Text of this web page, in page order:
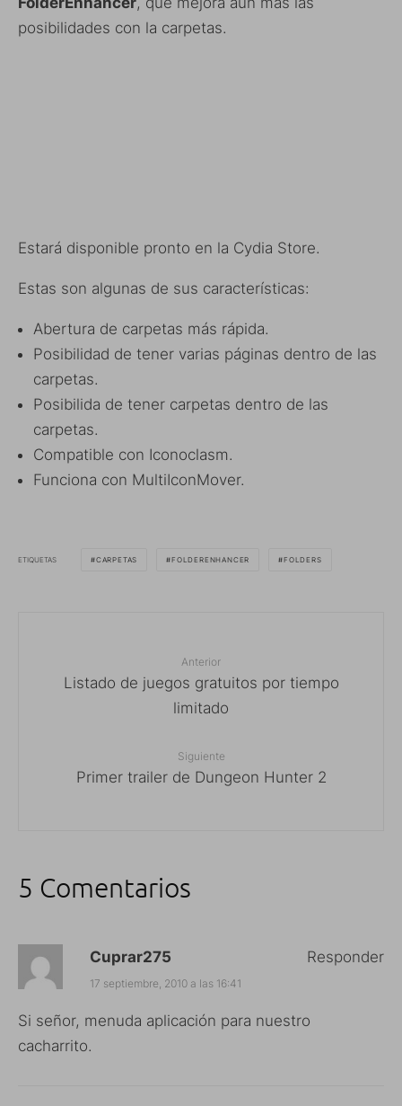
posibilidades con la carpetas.
Estará disponible pronto en la Cydia Store.
Estas son algunas de sus características:
Abertura de carpetas más rápida.
Posibilidad de tener varias páginas dentro de las
carpetas.
Posibilida de tener carpetas dentro de las
carpetas.
Compatible con Iconoclasm.
Funciona con MultiIconMover.
ETIQUETAS CARPETAS FOLDERENHANCER FOLDERS
Anterior
Listado de juegos gratuitos por tiempo
limitado
Siguiente
Primer trailer de Dungeon Hunter 2
5 Comentarios
Cuprar275
17 septiembre, 2010 a las 16:41
Si señor, menuda aplicación para nuestro
cacharrito.
Responder